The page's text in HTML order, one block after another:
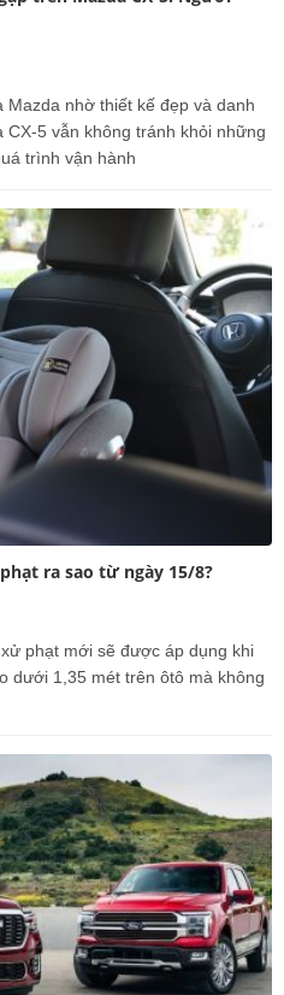
Mazda nhờ thiết kế đẹp và danh
5 vẫn không tránh khỏi những
trình vận hành
ra sao từ ngày 15/8?
phạt mới sẽ được áp dụng khi
dưới 1,35 mét trên ôtô mà không